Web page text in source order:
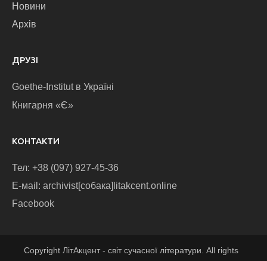
Новини
Архів
ДРУЗІ
Goethe-Institut в Україні
Книгарня «Є»
КОНТАКТИ
Тел: +38 (097) 927-45-36
E-маіl: archivist[собака]litakcent.online
Facebook
Copyright ЛітАкцент - світ сучасної літератури. All rights